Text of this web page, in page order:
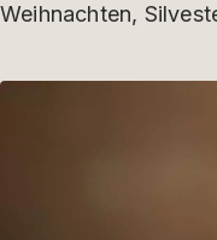
Weihnachten,